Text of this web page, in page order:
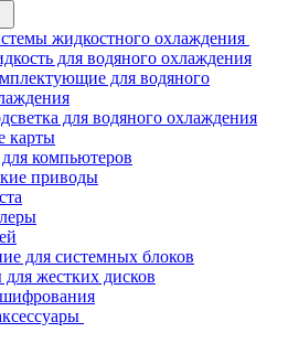
жидкостного охлаждения
для водяного охлаждения
для водяного
для водяного охлаждения
карты
компьютеров
приводы
для системных блоков
жестких дисков